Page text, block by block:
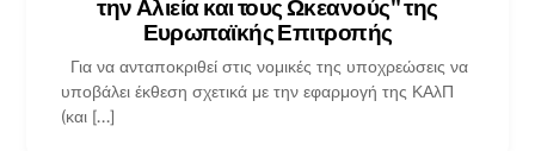
την Αλιεία και τους Ωκεανούς" της
Ευρωπαϊκής Επιτροπής
Για να ανταποκριθεί στις νομικές της υποχρεώσεις να
υποβάλει έκθεση σχετικά με την εφαρμογή της ΚΑλΠ
(και [...]